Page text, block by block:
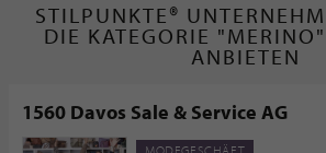
STILPUNKTE®
DIE KATEGORIE
ANBIETEN
1560 Davos Sale & Service AG